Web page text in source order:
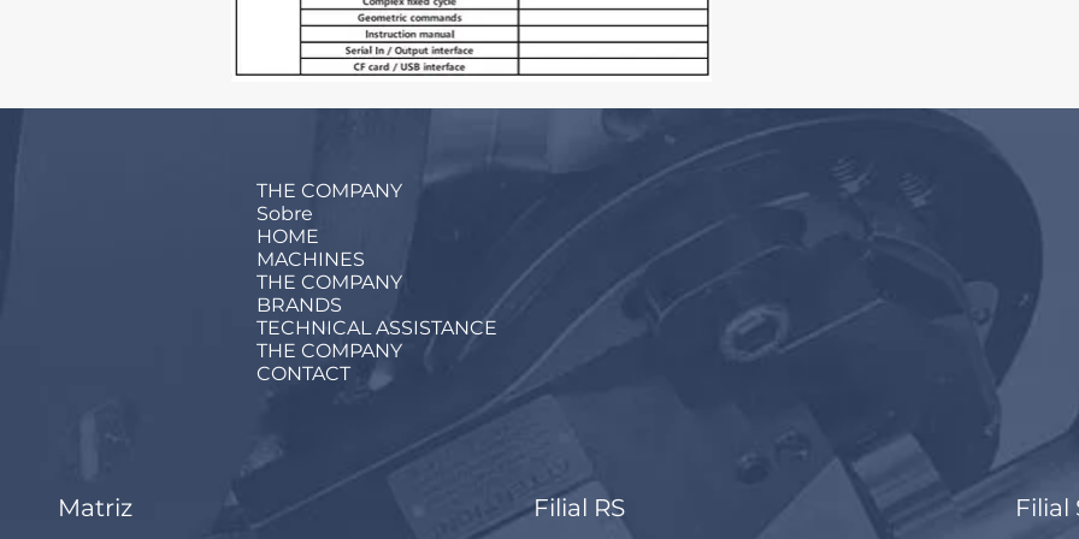
THE COMPANY
Sobre
HOME
MACHINES
THE COMPANY
BRANDS
TECHNICAL ASSISTANCE
THE COMPANY
CONTACT
Matriz Filial RS Filial